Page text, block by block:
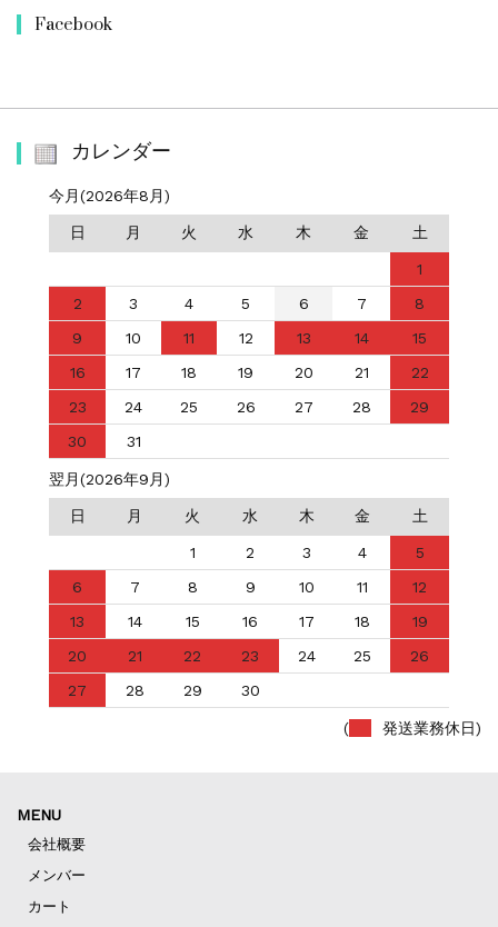
Facebook
カレンダー
今月(2026年8月)
日 月 火 水 木 金 土
1
2
3 4 5 6 7
8
9
10 11 12 13 14
15
16
17 18 19 20 21
22
23
24 25 26 27 28
29
30
31
翌月(2026年9月)
日 月 火 水 木 金 土
1 2 3 4
5
6
7 8 9 10 11
12
13
14 15 16 17 18
19
20
21 22 23 24 25
26
27
28 29 30
( 発送業務休日)
MENU
会社概要
メンバー
カート